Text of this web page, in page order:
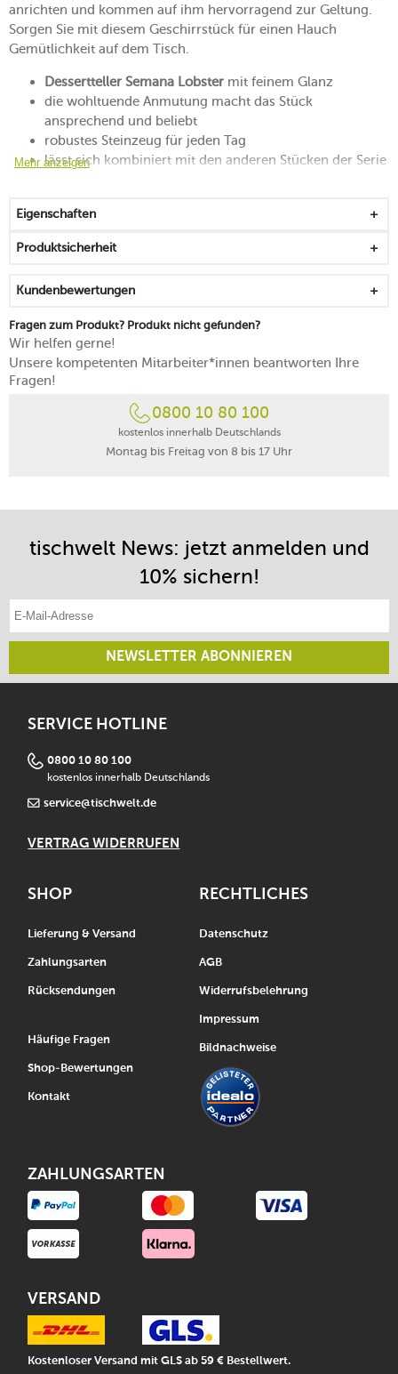
anrichten und kommen auf ihm hervorragend zur Geltung.
Sorgen Sie mit diesem Geschirrstück für einen Hauch
Gemütlichkeit auf dem Tisch.
Dessertteller Semana Lobster mit feinem Glanz
die wohltuende Anmutung macht das Stück
ansprechend und beliebt
robustes Steinzeug für jeden Tag
lässt sich kombiniert mit den anderen Stücken der Serie
stapelbar, handlich und langlebig
mikrowellen-, backofen- und gefrierfachgeeignet
Mehr anzeigen
Eigenschaften
Produktsicherheit
Kundenbewertungen
Fragen zum Produkt? Produkt nicht gefunden?
Wir helfen gerne!
Unsere kompetenten Mitarbeiter*innen beantworten Ihre
Fragen!
0800 10 80 100
kostenlos innerhalb Deutschlands
Montag bis Freitag von 8 bis 17 Uhr
tischwelt News: jetzt anmelden und
10% sichern!
NEWSLETTER ABONNIEREN
SERVICE HOTLINE
0800 10 80 100
kostenlos innerhalb Deutschlands
service@tischwelt.de
VERTRAG WIDERRUFEN
SHOP
Lieferung & Versand
Zahlungsarten
Rücksendungen
Häufige Fragen
Shop-Bewertungen
Kontakt
RECHTLICHES
Datenschutz
AGB
Widerrufsbelehrung
Impressum
Bildnachweise
ZAHLUNGSARTEN
VERSAND
Kostenloser Versand mit GLS ab 59 € Bestellwert.